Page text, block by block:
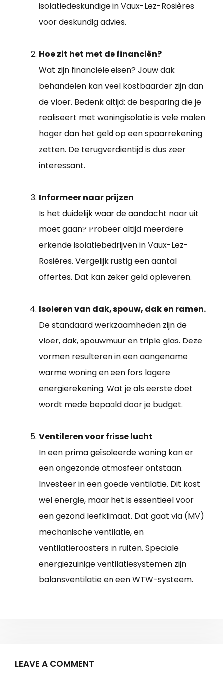
isolatiedeskundige in Vaux-Lez-Rosières
voor deskundig advies.
Hoe zit het met de financiën?
Wat zijn financiële eisen? Jouw dak
behandelen kan veel kostbaarder zijn dan
de vloer. Bedenk altijd: de besparing die je
realiseert met woningisolatie is vele malen
hoger dan het geld op een spaarrekening
zetten. De terugverdientijd is dus zeer
interessant.
Informeer naar prijzen
Is het duidelijk waar de aandacht naar uit
moet gaan? Probeer altijd meerdere
erkende isolatiebedrijven in Vaux-Lez-
Rosières. Vergelijk rustig een aantal
offertes. Dat kan zeker geld opleveren.
Isoleren van dak, spouw, dak en ramen.
De standaard werkzaamheden zijn de
vloer, dak, spouwmuur en triple glas. Deze
vormen resulteren in een aangename
warme woning en een fors lagere
energierekening. Wat je als eerste doet
wordt mede bepaald door je budget.
Ventileren voor frisse lucht
In een prima geïsoleerde woning kan er
een ongezonde atmosfeer ontstaan.
Investeer in een goede ventilatie. Dit kost
wel energie, maar het is essentieel voor
een gezond leefklimaat. Dat gaat via (MV)
mechanische ventilatie, en
ventilatieroosters in ruiten. Speciale
energiezuinige ventilatiesystemen zijn
balansventilatie en een WTW-systeem.
LEAVE A COMMENT